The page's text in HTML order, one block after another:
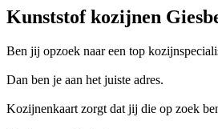
Kunststof kozijnen
Ben jij opzoek naar een top
Dan ben je aan het juiste adres.
Kozijnenkaart zorgt dat jij die op zoek